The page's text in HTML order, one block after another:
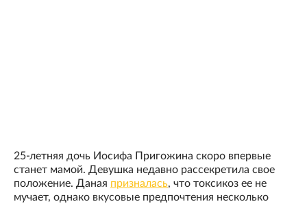
25-летняя дочь Иосифа Пригожина скоро впервые
станет мамой. Девушка недавно рассекретила свое
положение. Даная призналась, что токсикоз ее не
мучает, однако вкусовые предпочтения несколько